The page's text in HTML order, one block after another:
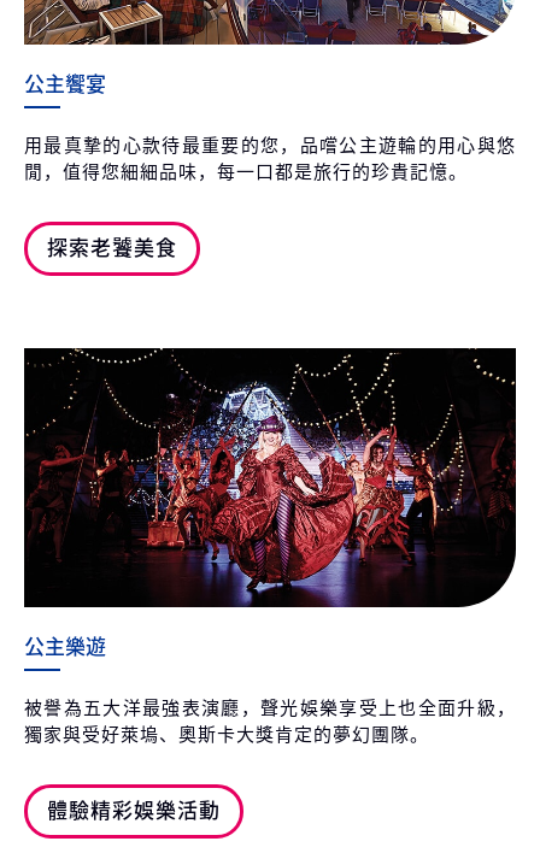
公主饗宴
用最真摯的心款待最重要的您，品嚐公主遊輪的用心與悠
閒，值得您細細品味，每一口都是旅行的珍貴記憶。
探索老饕美食
公主樂遊
被譽為五大洋最強表演廳，聲光娛樂享受上也全面升級，
獨家與受好萊塢、奧斯卡大獎肯定的夢幻團隊。
體驗精彩娛樂活動